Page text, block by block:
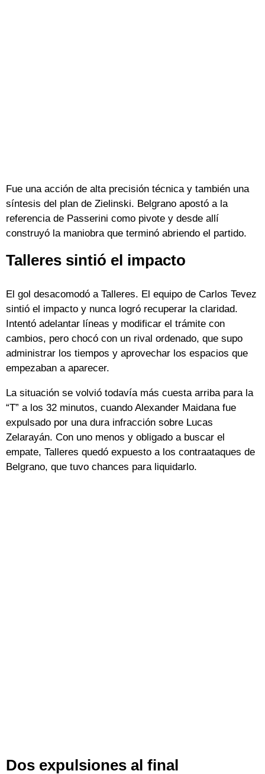
Fue una acción de alta precisión técnica y también una
síntesis del plan de Zielinski. Belgrano apostó a la
referencia de Passerini como pivote y desde allí
construyó la maniobra que terminó abriendo el partido.
Talleres sintió el impacto
El gol desacomodó a Talleres. El equipo de Carlos Tevez
sintió el impacto y nunca logró recuperar la claridad.
Intentó adelantar líneas y modificar el trámite con
cambios, pero chocó con un rival ordenado, que supo
administrar los tiempos y aprovechar los espacios que
empezaban a aparecer.
La situación se volvió todavía más cuesta arriba para la
“T” a los 32 minutos, cuando Alexander Maidana fue
expulsado por una dura infracción sobre Lucas
Zelarayán. Con uno menos y obligado a buscar el
empate, Talleres quedó expuesto a los contraataques de
Belgrano, que tuvo chances para liquidarlo.
Dos expulsiones al final